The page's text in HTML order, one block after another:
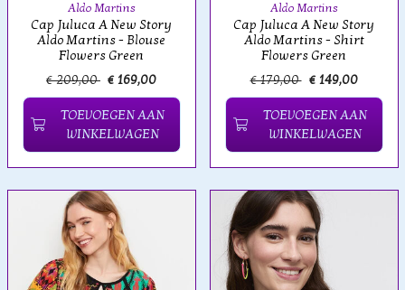
Aldo Martins
Cap Juluca A New Story
Aldo Martins - Blouse
Flowers Green
€ 209,00 € 169,00
TOEVOEGEN AAN
WINKELWAGEN
Aldo Martins
Cap Juluca A New Story
Aldo Martins - Shirt
Flowers Green
€ 179,00 € 149,00
TOEVOEGEN AAN
WINKELWAGEN